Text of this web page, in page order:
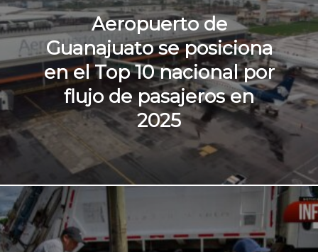
Aeropuerto de
Guanajuato se posiciona
en el Top 10 nacional por
flujo de pasajeros en
2025